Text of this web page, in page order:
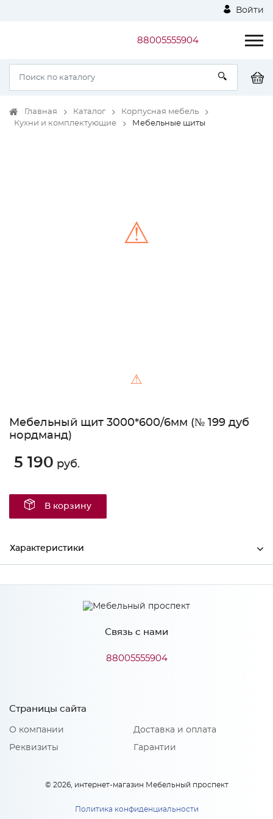
Войти
88005555904
Главная Каталог
Корпусная мебель
Кухни и комплектующие
Мебельные щиты
⚠
⚠
Мебельный щит 3000*600/6мм (№ 199 дуб
нордманд)
5 190 руб.
В корзину
Характеристики
Ширина 3000
600
6
СКИФ
Материал
Толщина - 6 мм.
Связь с нами
88005555904
Страницы сайта
О компании
Реквизиты
Доставка и оплата
Гарантии
© 2026, интернет-магазин Мебельный проспект
Политика конфиденциальности